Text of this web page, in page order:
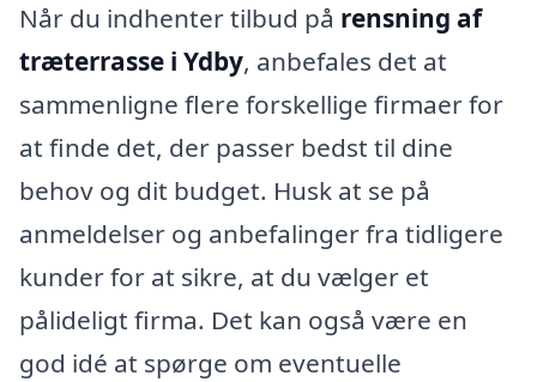
Når du indhenter tilbud på rensning af
træterrasse i Ydby, anbefales det at
sammenligne flere forskellige firmaer for
at finde det, der passer bedst til dine
behov og dit budget. Husk at se på
anmeldelser og anbefalinger fra tidligere
kunder for at sikre, at du vælger et
pålideligt firma. Det kan også være en
god idé at spørge om eventuelle